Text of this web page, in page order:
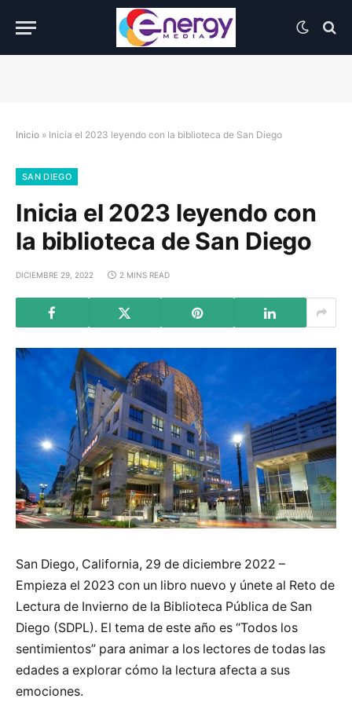
Inicio » Inicia el 2023 leyendo con la biblioteca de San Diego
SAN DIEGO
Inicia el 2023 leyendo con
la biblioteca de San Diego
DICIEMBRE 29, 2022 2 MINS READ
San Diego, California, 29 de diciembre 2022 –
Empieza el 2023 con un libro nuevo y únete al Reto de
Lectura de Invierno de la Biblioteca Pública de San
Diego (SDPL). El tema de este año es “Todos los
sentimientos” para animar a los lectores de todas las
edades a explorar cómo la lectura afecta a sus
emociones.